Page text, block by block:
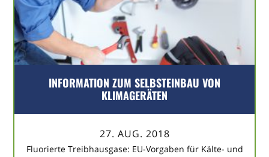
INFORMATION ZUM SELBSTEINBAU VON
KLIMAGERÄTEN
27. AUG. 2018
Fluorierte Treibhausgase: EU-Vorgaben für Kälte- und